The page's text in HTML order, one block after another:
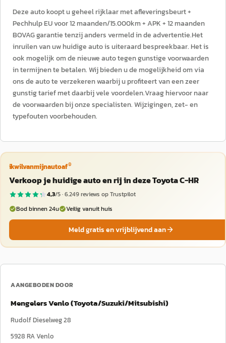
Deze auto koopt u geheel rijklaar met afleveringsbeurt +
Pechhulp EU voor 12 maanden/15.000km + APK + 12 maanden
BOVAG garantie tenzij anders vermeld in de advertentie.Het
inruilen van uw huidige auto is uiteraard bespreekbaar. Het is
ook mogelijk om de nieuwe auto tegen gunstige voorwaarden
in termijnen te betalen. Wij bieden u de mogelijkheid om via
ons de auto te verzekeren waarbij u profiteert van een zeer
gunstig tarief met daarbij vele voordelen.Vraag hiervoor naar
de voorwaarden bij onze specialisten. ​Wijzigingen, zet- en
typefouten voorbehouden.
ikwilvanmijnautoaf®
Verkoop je huidige auto en rij in deze Toyota C-HR
4,3/5 ·6.249reviews op Trustpilot
Bod binnen 24u
Veilig vanuit huis
Meld gratis en vrijblijvend aan
AANGEBODEN DOOR
Mengelers Venlo (Toyota/Suzuki/Mitsubishi)
Rudolf Dieselweg 28
5928 RAVenlo